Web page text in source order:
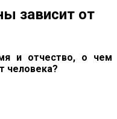
зависит от
и отчество, о чем
человека?